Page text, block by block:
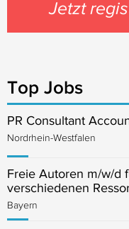
Jetzt
Top Jobs
PR Consultant
Nordrhein-Westfalen
Freie Autoren m/w/d
verschiedenen
Bayern